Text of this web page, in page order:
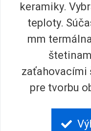
keramiky.
teploty.
mm
zaťahovacími
pre tvorbu